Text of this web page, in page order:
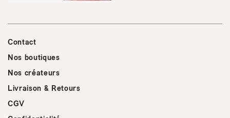
Contact
Nos boutiques
Nos créateurs
Livraison & Retours
CGV